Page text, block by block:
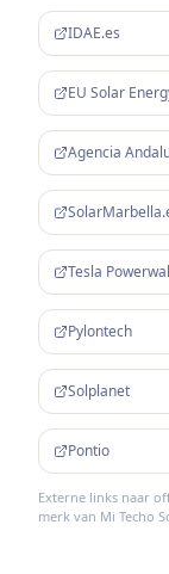
IDAE.es
EU Solar
Agencia
Tesla
Pylontech
Solplanet
Pontio
Externe links naar
merk van Mi Techo